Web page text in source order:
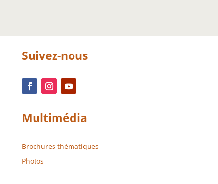
Suivez-nous
Multimédia
Brochures thématiques
Photos